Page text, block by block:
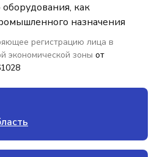
как
назначения
регистрацию лица в
экономической зоны от